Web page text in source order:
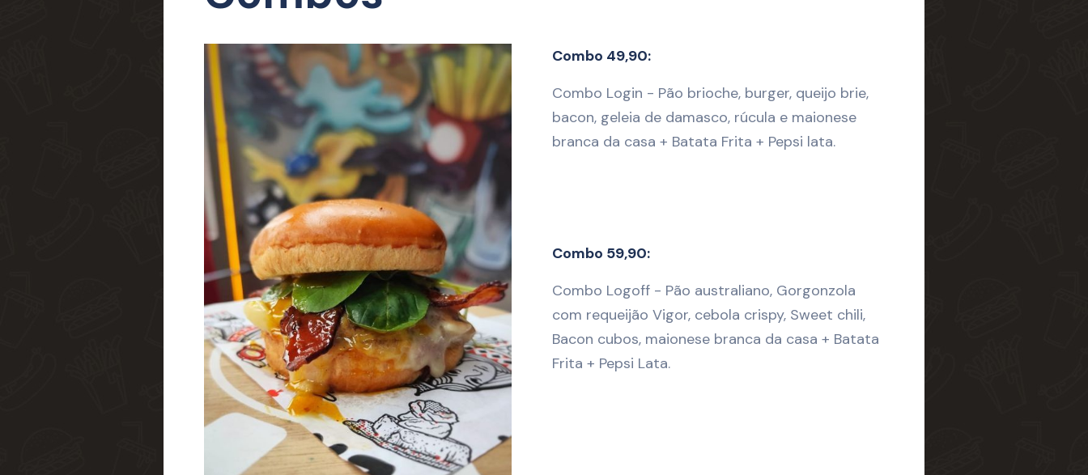
Combo 49,90:
Combo Login - Pão brioche, burger, queijo brie,
bacon, geleia de damasco, rúcula e maionese
branca da casa + Batata Frita + Pepsi lata.
Combo 59,90:
Combo Logoff - Pão australiano, Gorgonzola
com requeijão Vigor, cebola crispy, Sweet chili,
Bacon cubos, maionese branca da casa + Batata
Frita + Pepsi Lata.